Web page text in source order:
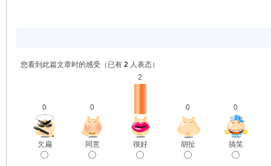
您看到此篇文章时的感受 （已有 2 人表态）
0
欠扁
0
同意
2
很好
0
胡扯
0
搞笑